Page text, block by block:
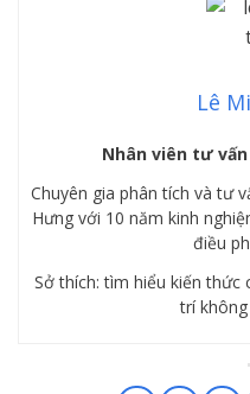
Lê
Nhân viên tư
Chuyên gia phân tích và tư
Hưng với 10 năm kinh
điều
Sở thích: tìm hiểu kiến thức
trí